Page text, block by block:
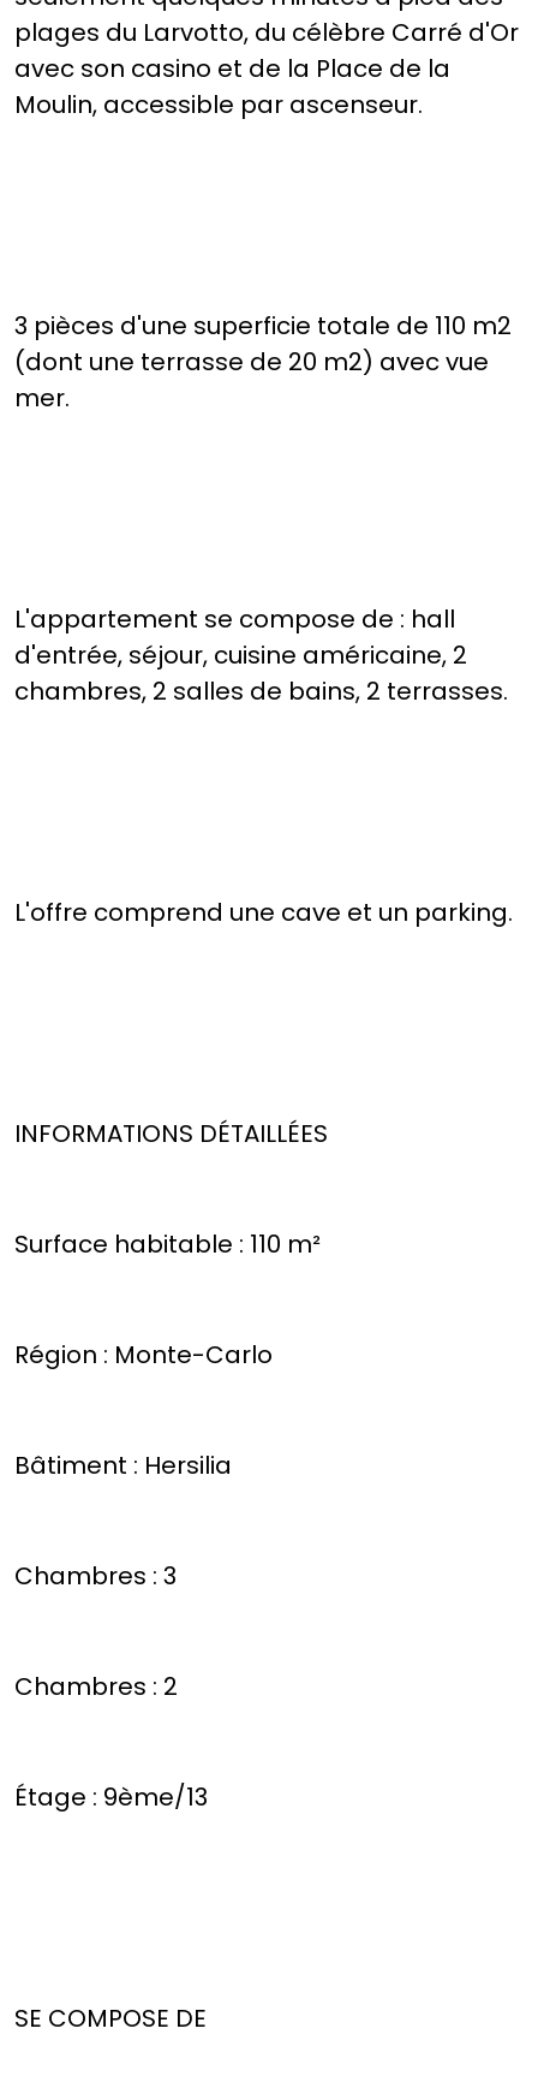
plages du Larvotto, du célèbre Carré d'Or
avec son casino et de la Place de la
Moulin, accessible par ascenseur.
3 pièces d'une superficie totale de 110 m2
(dont une terrasse de 20 m2) avec vue
mer.
L'appartement se compose de : hall
d'entrée, séjour, cuisine américaine, 2
chambres, 2 salles de bains, 2 terrasses.
L'offre comprend une cave et un parking.
INFORMATIONS DÉTAILLÉES
Surface habitable : 110 m²
Région : Monte-Carlo
Bâtiment : Hersilia
Chambres : 3
Chambres : 2
Étage : 9ème/13
SE COMPOSE DE